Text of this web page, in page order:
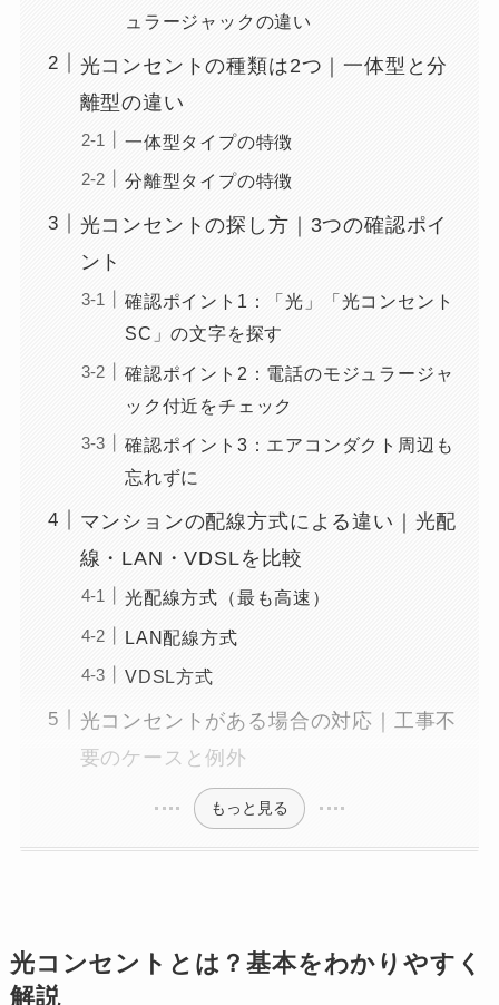
ュラージャックの違い
光コンセントの種類は2つ｜一体型と分
離型の違い
一体型タイプの特徴
分離型タイプの特徴
光コンセントの探し方｜3つの確認ポイ
ント
確認ポイント1：「光」「光コンセント
SC」の文字を探す
確認ポイント2：電話のモジュラージャ
ック付近をチェック
確認ポイント3：エアコンダクト周辺も
忘れずに
マンションの配線方式による違い｜光配
線・LAN・VDSLを比較
光配線方式（最も高速）
LAN配線方式
VDSL方式
光コンセントがある場合の対応｜工事不
要のケースと例外
もっと見る
光コンセントとは？基本をわかりやすく
解説